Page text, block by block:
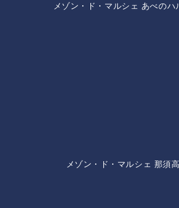
メゾン・ド・マルシェ あべのハ
メゾン・ド・マルシェ 那須